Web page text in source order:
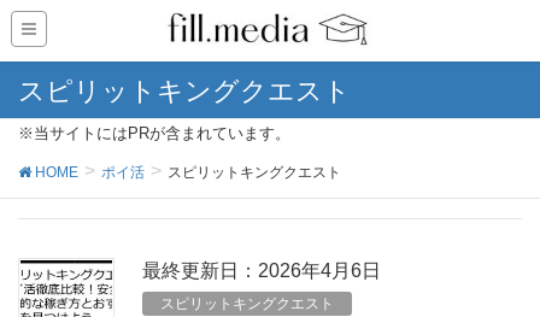
スピリットキングクエスト
※当サイトにはPRが含まれています。
HOME ポイ活 スピリットキングクエスト
最終更新日：2026年4月6日
スピリットキングクエスト